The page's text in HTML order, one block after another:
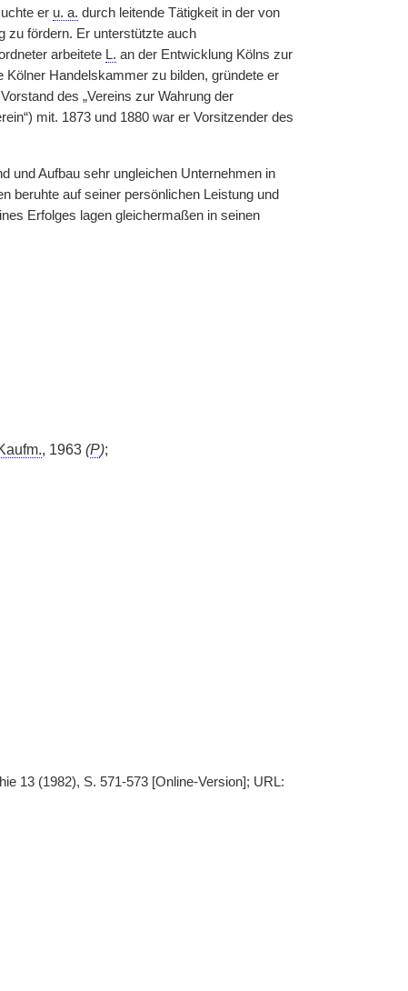
er u. a. durch leitende Tätigkeit in der von
zu fördern. Er unterstützte auch
arbeitete L. an der Entwicklung Kölns zur
Handelskammer zu bilden, gründete er
des „Vereins zur Wahrung der
mit. 1873 und 1880 war er Vorsitzender des
und Aufbau sehr ungleichen Unternehmen in
beruhte auf seiner persönlichen Leistung und
Erfolges lagen gleichermaßen in seinen
, 1963 (P);
13 (1982), S. 571-573 [Online-Version]; URL: